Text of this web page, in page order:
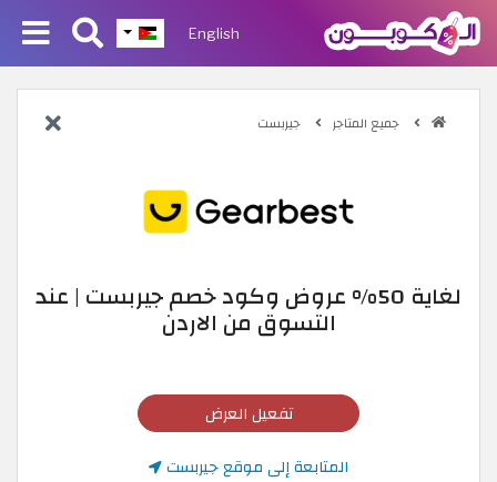
English
جميع المتاجر جيربست
لغاية 50% عروض وكود خصم جيربست | عند
التسوق من الاردن
تفعيل العرض
المتابعة إلى موقع جيربست